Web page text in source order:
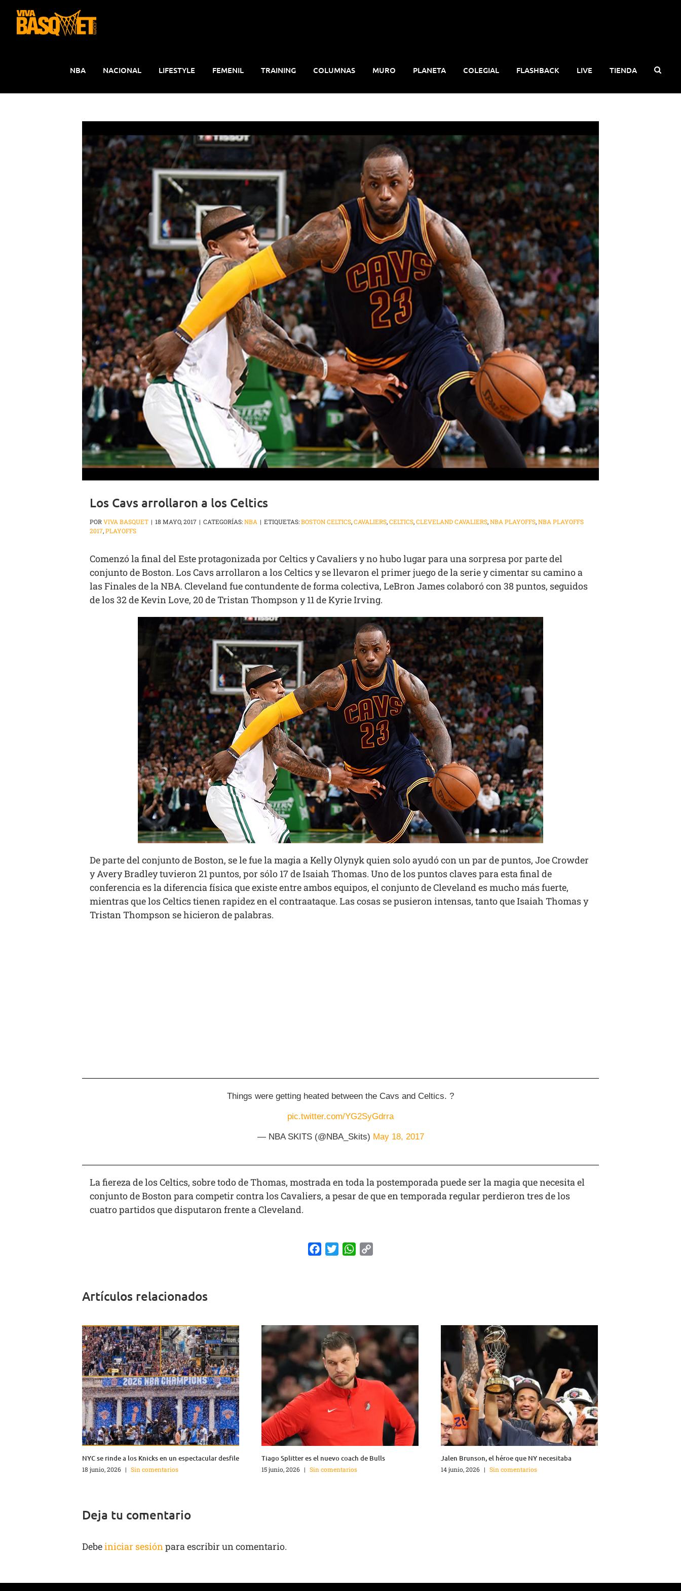
contenido
NBA NACIONAL LIFESTYLE FEMENIL TRAINING COLUMNAS MURO PLANETA COLEGIAL FLASHBACK LIVE TIENDA
Los Cavs arrollaron a los Celtics
PORVIVA BASQUET | 18 MAYO, 2017 | CATEGORÍAS:NBA | ETIQUETAS:BOSTON CELTICS,CAVALIERS,CELTICS,CLEVELAND CAVALIERS,NBA PLAYOFFS,NBA PLAYOFFS
2017,PLAYOFFS
Comenzó la final del Este protagonizada por Celtics y Cavaliers y no hubo lugar para una sorpresa por parte del
conjunto de Boston. Los Cavs arrollaron a los Celtics y se llevaron el primer juego de la serie y cimentar su camino a
las Finales de la NBA. Cleveland fue contundente de forma colectiva, LeBron James colaboró con 38 puntos, seguidos
de los 32 de Kevin Love, 20 de Tristan Thompson y 11 de Kyrie Irving.
De parte del conjunto de Boston, se le fue la magia a Kelly Olynyk quien solo ayudó con un par de puntos, Joe Crowder
y Avery Bradley tuvieron 21 puntos, por sólo 17 de Isaiah Thomas. Uno de los puntos claves para esta final de
conferencia es la diferencia física que existe entre ambos equipos, el conjunto de Cleveland es mucho más fuerte,
mientras que los Celtics tienen rapidez en el contraataque. Las cosas se pusieron intensas, tanto que Isaiah Thomas y
Tristan Thompson se hicieron de palabras.
Things were getting heated between the Cavs and Celtics. ?
pic.twitter.com/YG2SyGdrra
— NBA SKITS (@NBA_Skits) May 18, 2017
La fiereza de los Celtics, sobre todo de Thomas, mostrada en toda la postemporada puede ser la magia que necesita el
conjunto de Boston para competir contra los Cavaliers, a pesar de que en temporada regular perdieron tres de los
cuatro partidos que disputaron frente a Cleveland.
FacebookTwitterWhatsApp
Artículos relacionados
NYC se rinde a los Knicks en un espectacular desfile
18 junio, 2026 | Sin comentarios
Tiago Splitter es el nuevo coach de Bulls
15 junio, 2026 | Sin comentarios
Jalen Brunson, el héroe que NY necesitaba
14 junio, 2026 | Sin comentarios
Deja tu comentario
Debeiniciar sesión para escribir un comentario.